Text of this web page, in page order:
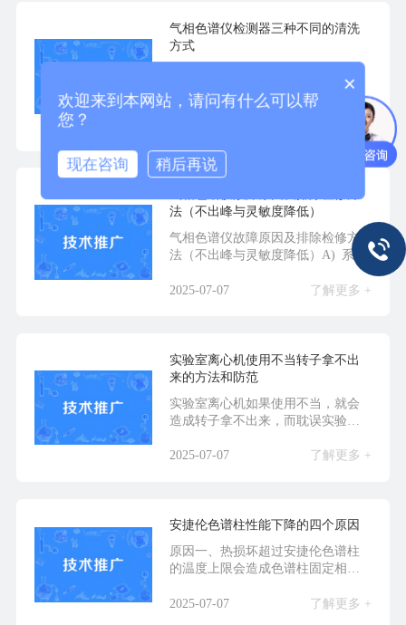
气相色谱仪检测器三种不同的清洗
方式
谱柱分离后，通过检测器将各组分
的浓度或质量转变成相...
了解更多 +
法（不出峰与灵敏度降低）
气相色谱仪故障原因及排除检修方
法（不出峰与灵敏度降低）A) 系统
2025-07-07
了解更多 +
实验室离心机使用不当转子拿不出
来的方法和防范
实验室离心机如果使用不当，就会
造成转子拿不出来，而耽误实验进
2025-07-07
了解更多 +
安捷伦色谱柱性能下降的四个原因
原因一、热损坏超过安捷伦色谱柱
的温度上限会造成色谱柱固定相和
2025-07-07
了解更多 +
×
欢迎来到本网站，请问有什么可以帮
您？
现在咨询 稍后再说